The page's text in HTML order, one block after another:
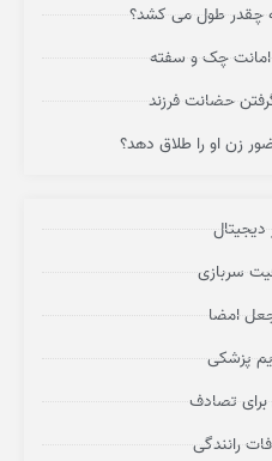
چقدر طول می کشد؟
امانت چک و سفته
حضانت فرزند
زن او را طلاق دهد؟
دیجیتال
سربازی
امضا
پزشکی
تصادف
رانندگی